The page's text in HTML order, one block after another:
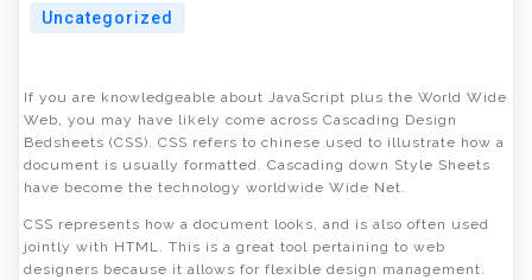
Uncategorized
If you are knowledgeable about JavaScript plus the World Wide
Web, you may have likely come across Cascading Design
Bedsheets (CSS). CSS refers to chinese used to illustrate how a
document is usually formatted. Cascading down Style Sheets
have become the technology worldwide Wide Net.
CSS represents how a document looks, and is also often used
jointly with HTML. This is a great tool pertaining to web
designers because it allows for flexible design management.